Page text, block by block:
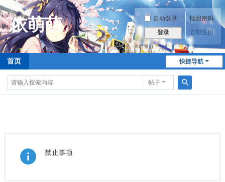
自动登录 找回密码
登录 立即注册
快捷导航
首页
帖子
搜
禁止事项